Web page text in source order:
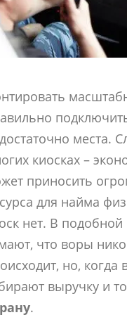
места.
киосках –
приносить
для найма
нет. В
что воры
но,
выручку и
.